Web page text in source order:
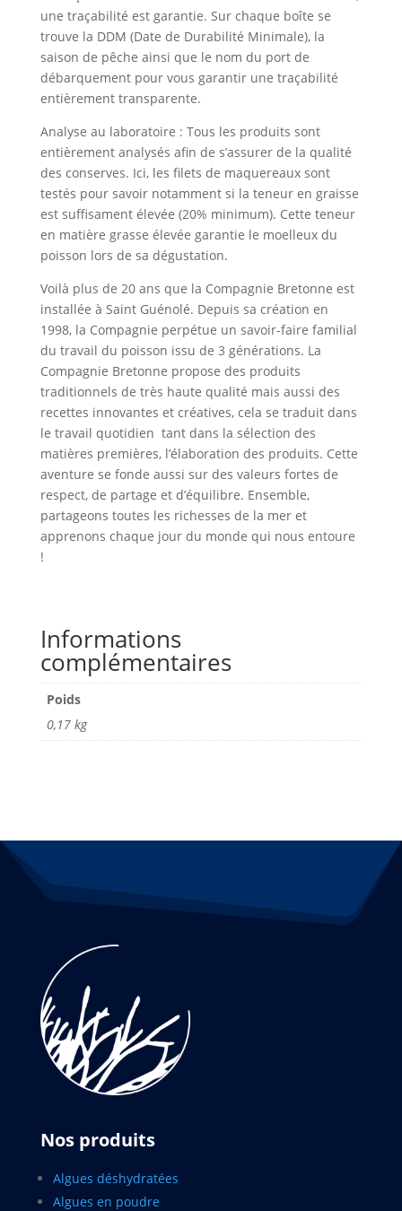
une traçabilité est garantie. Sur chaque boîte se
trouve la DDM (Date de Durabilité Minimale), la
saison de pêche ainsi que le nom du port de
débarquement pour vous garantir une traçabilité
entièrement transparente.
Analyse au laboratoire : Tous les produits sont
entièrement analysés afin de s’assurer de la qualité
des conserves. Ici, les filets de maquereaux sont
testés pour savoir notamment si la teneur en graisse
est suffisament élevée (20% minimum). Cette teneur
en matière grasse élevée garantie le moelleux du
poisson lors de sa dégustation.
Voilà plus de 20 ans que la Compagnie Bretonne est
installée à Saint Guénolé. Depuis sa création en
1998, la Compagnie perpétue un savoir-faire familial
du travail du poisson issu de 3 générations. La
Compagnie Bretonne propose des produits
traditionnels de très haute qualité mais aussi des
recettes innovantes et créatives, cela se traduit dans
le travail quotidien tant dans la sélection des
matières premières, l’élaboration des produits. Cette
aventure se fonde aussi sur des valeurs fortes de
respect, de partage et d’équilibre. Ensemble,
partageons toutes les richesses de la mer et
apprenons chaque jour du monde qui nous entoure
!
Informations
complémentaires
Poids
0,17 kg
Nos produits
Algues déshydratées
Algues en poudre